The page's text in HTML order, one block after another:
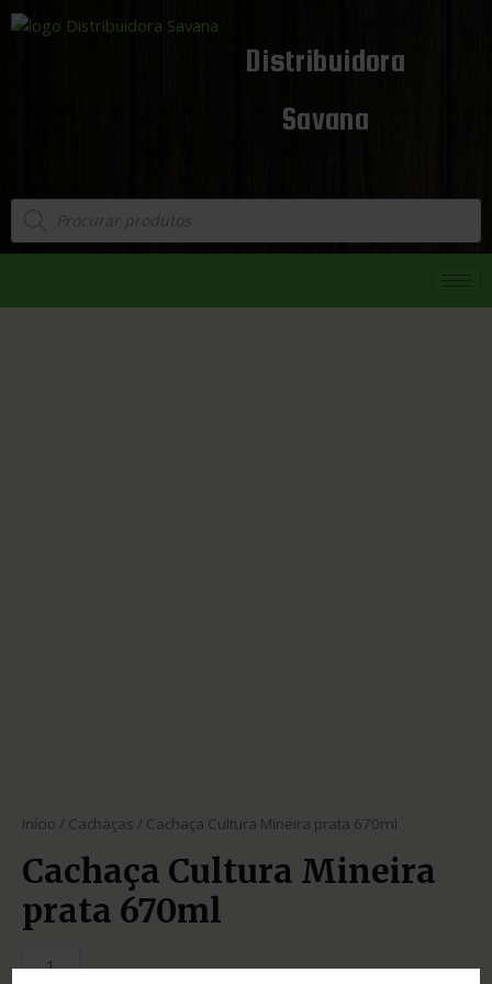
Distribuidora
Savana
Início / Cachaças / Cachaça Cultura Mineira prata 670ml
Cachaça Cultura Mineira
prata 670ml